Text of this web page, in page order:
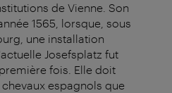
de Vienne. Son
1565, lorsque, sous
une installation
Josefsplatz fut
fois. Elle doit
espagnols que